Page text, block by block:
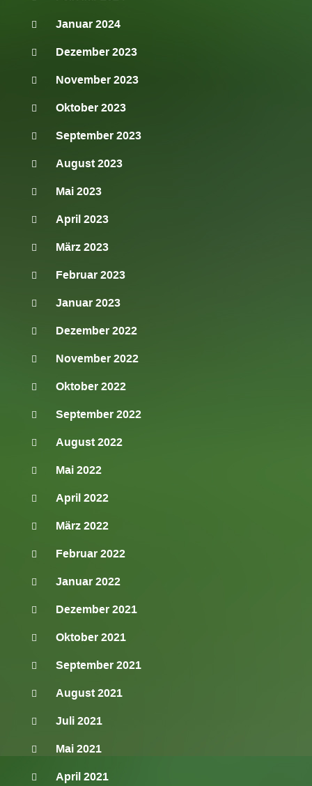
Januar 2024
Dezember 2023
November 2023
Oktober 2023
September 2023
August 2023
Mai 2023
April 2023
März 2023
Februar 2023
Januar 2023
Dezember 2022
November 2022
Oktober 2022
September 2022
August 2022
Mai 2022
April 2022
März 2022
Februar 2022
Januar 2022
Dezember 2021
Oktober 2021
September 2021
August 2021
Juli 2021
Mai 2021
April 2021